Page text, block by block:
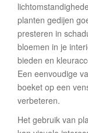
planten gedijen
presteren in
bloemen in je
bieden en
Een eenvoudige
boeket op een
verbeteren.
Het gebruik van